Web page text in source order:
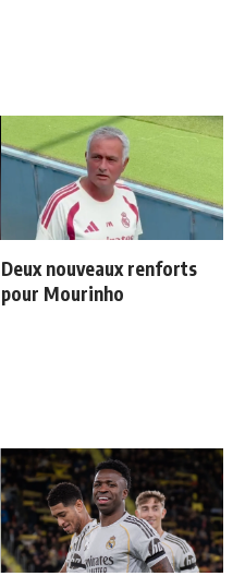
Deux nouveaux renforts
pour Mourinho